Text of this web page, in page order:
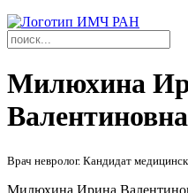
Милюхина
Валентиновна
Врач невролог. Кандидат
Милюхина Ирина